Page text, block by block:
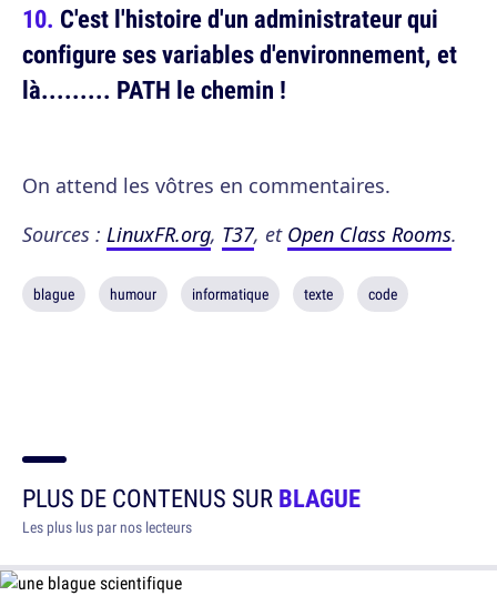
C'est l'histoire d'un administrateur qui
configure ses variables d'environnement, et
là......... PATH le chemin !
On attend les vôtres en commentaires.
Sources : LinuxFR.org, T37, et Open Class Rooms.
blague humour informatique texte code
PLUS DE CONTENUS SURBLAGUE
Les plus lus par nos lecteurs